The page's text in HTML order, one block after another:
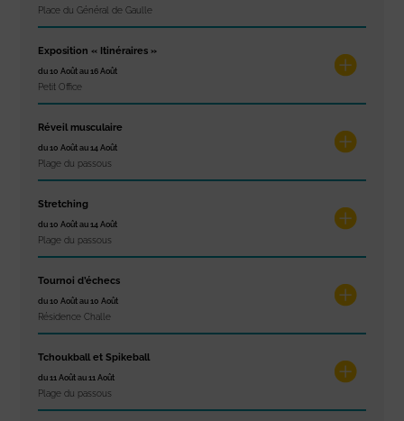
Place du Général de Gaulle
Exposition « Itinéraires »
du 10 Août au 16 Août
Petit Office
Réveil musculaire
du 10 Août au 14 Août
Plage du passous
Stretching
du 10 Août au 14 Août
Plage du passous
Tournoi d’échecs
du 10 Août au 10 Août
Résidence Challe
Tchoukball et Spikeball
du 11 Août au 11 Août
Plage du passous